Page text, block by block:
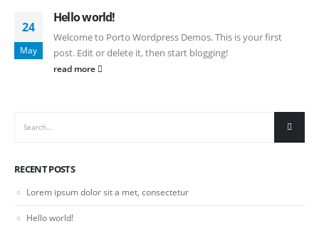
24
May
Hello world!
Welcome to Porto Wordpress Demos. This is your first
post. Edit or delete it, then start blogging!
read more
RECENT POSTS
Lorem ipsum dolor sit a met, consectetur
Hello world!